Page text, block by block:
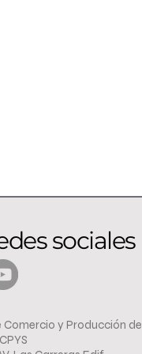
sociales
Comercio y Producción de